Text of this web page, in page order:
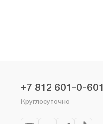
+7 812 601-0-601
Круглосуточно